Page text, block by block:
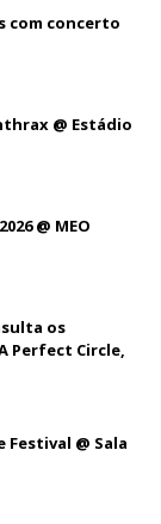
com concerto
@ Estádio
@ MEO
os
Perfect Circle,
Festival @ Sala